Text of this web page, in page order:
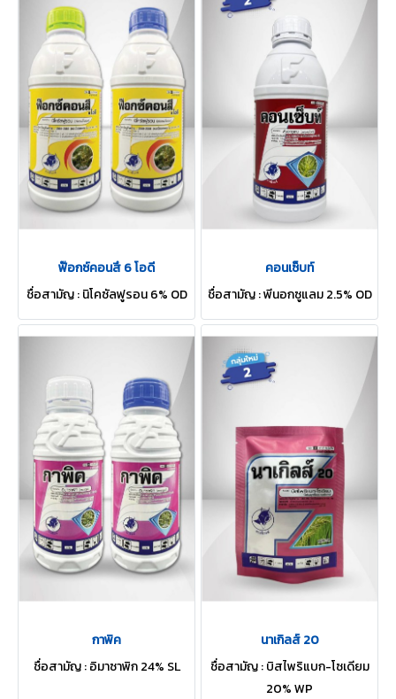
ฟ๊อกซ์คอนสึ 6 โอดี
ชื่อสามัญ : นิโคซัลฟูรอน 6% OD
คอนเซ็บท์
ชื่อสามัญ : พีนอกซูแลม 2.5% OD
กาพิค
ชื่อสามัญ : อิมาซาพิก 24% SL
นาเกิลส์ 20
ชื่อสามัญ : บิสไพริแบก-โซเดียม
20% WP